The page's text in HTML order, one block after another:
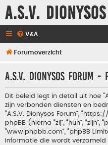
A.S.V.
V&A
Forumoverzicht
A.S.V. Dionysos Forum
Dit beleid legt in detail uit hoe
zijn verbonden diensten en
“A.S.V. Dionysos Forum”,
phpBB (hierna “zij”, “hun”, “zijn”,
“www.phpbb.com”, “phpBB
informatie die wordt